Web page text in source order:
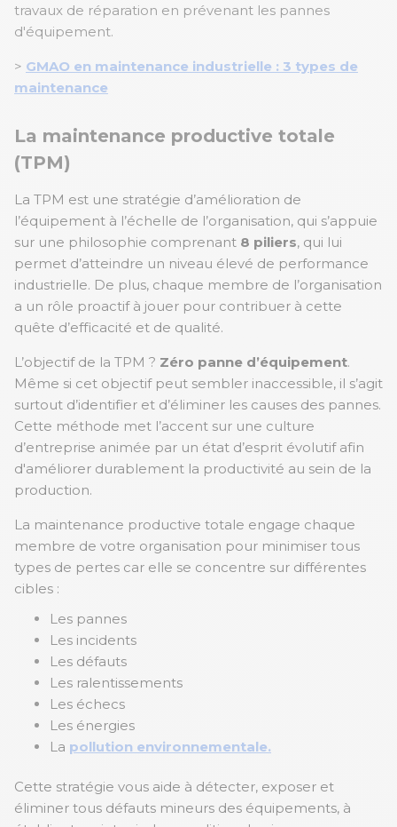
travaux de réparation en prévenant les pannes
d'équipement.
> GMAO en maintenance industrielle : 3 types de
maintenance
La maintenance productive totale
(TPM)
La TPM est une stratégie d’amélioration de
l’équipement à l’échelle de l’organisation, qui s’appuie
sur une philosophie comprenant 8 piliers, qui lui
permet d’atteindre un niveau élevé de performance
industrielle. De plus, chaque membre de l’organisation
a un rôle proactif à jouer pour contribuer à cette
quête d’efficacité et de qualité.
L’objectif de la TPM ? Zéro panne d’équipement.
Même si cet objectif peut sembler inaccessible, il s’agit
surtout d’identifier et d’éliminer les causes des pannes.
Cette méthode met l’accent sur une culture
d’entreprise animée par un état d’esprit évolutif afin
d'améliorer durablement la productivité au sein de la
production.
La maintenance productive totale engage chaque
membre de votre organisation pour minimiser tous
types de pertes car elle se concentre sur différentes
cibles :
Les pannes
Les incidents
Les défauts
Les ralentissements
Les échecs
Les énergies
La pollution environnementale.
Cette stratégie vous aide à détecter, exposer et
éliminer tous défauts mineurs des équipements, à